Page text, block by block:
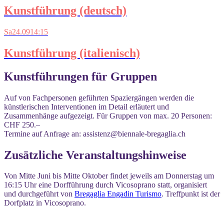
Kunstführung (deutsch)
Sa24.0914:15
Kunstführung (italienisch)
Kunstführungen für Gruppen
Auf von Fachpersonen geführten Spaziergängen werden die
künstle­rischen Interventionen im Detail erläutert und
Zusammenhänge aufgezeigt. Für Gruppen von max. 20 Personen:
CHF 250.–
Termine auf Anfrage an: assistenz@biennale-bregaglia.ch
Zusätzliche Veranstaltungshinweise
Von Mitte Juni bis Mitte Oktober findet jeweils am Donnerstag um
16:15 Uhr eine Dorfführung durch Vicosoprano statt, organisiert
und durchgeführt von Bregaglia Engadin Turismo. Treffpunkt ist der
Dorfplatz in Vicosoprano.